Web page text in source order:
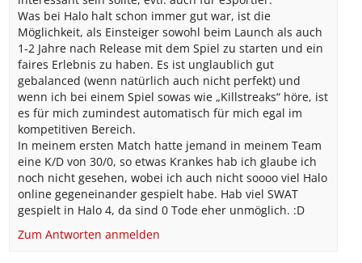
Was bei Halo halt schon immer gut war, ist die
Möglichkeit, als Einsteiger sowohl beim Launch als auch
1-2 Jahre nach Release mit dem Spiel zu starten und ein
faires Erlebnis zu haben. Es ist unglaublich gut
gebalanced (wenn natürlich auch nicht perfekt) und
wenn ich bei einem Spiel sowas wie „Killstreaks“ höre, ist
es für mich zumindest automatisch für mich egal im
kompetitiven Bereich.
In meinem ersten Match hatte jemand in meinem Team
eine K/D von 30/0, so etwas Krankes hab ich glaube ich
noch nicht gesehen, wobei ich auch nicht soooo viel Halo
online gegeneinander gespielt habe. Hab viel SWAT
gespielt in Halo 4, da sind 0 Tode eher unmöglich. :D
Zum Antworten anmelden